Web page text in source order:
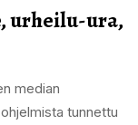
urheilu-ura,
median
tunnettu